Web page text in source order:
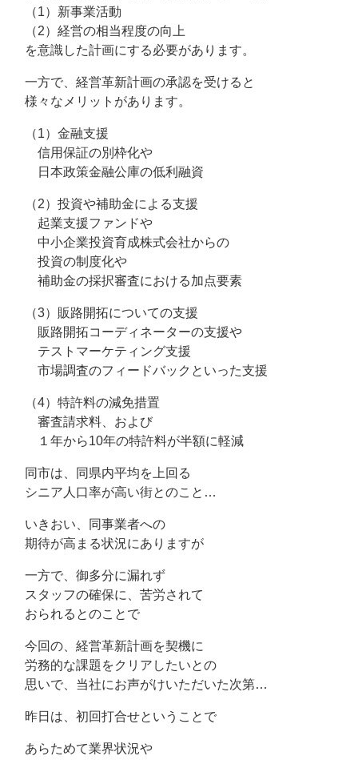
（1）新事業活動
（2）経営の相当程度の向上
を意識した計画にする必要があります。
一方で、経営革新計画の承認を受けると
様々なメリットがあります。
（1）金融支援
信用保証の別枠化や
日本政策金融公庫の低利融資
（2）投資や補助金による支援
起業支援ファンドや
中小企業投資育成株式会社からの
投資の制度化や
補助金の採択審査における加点要素
（3）販路開拓についての支援
販路開拓コーディネーターの支援や
テストマーケティング支援
市場調査のフィードバックといった支援
（4）特許料の減免措置
審査請求料、および
１年から10年の特許料が半額に軽減
同市は、同県内平均を上回る
シニア人口率が高い街とのこと…
いきおい、同事業者への
期待が高まる状況にありますが
一方で、御多分に漏れず
スタッフの確保に、苦労されて
おられるとのことで
今回の、経営革新計画を契機に
労務的な課題をクリアしたいとの
思いで、当社にお声がけいただいた次第…
昨日は、初回打合せということで
あらためて業界状況や